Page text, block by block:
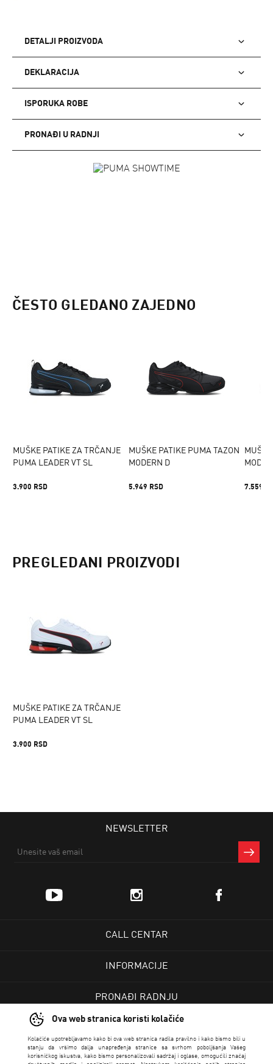
Ova web stranica koristi kolačiće
Kolačiće upotrebljavamo kako bi ova web stranica radila pravilno i kako bismo bili u
stanju da vršimo dalja unapređenja stranice sa svrhom poboljšanja Vašeg
korisničkog iskustva, kako bismo personalizovali sadržaj i oglase, omogućili značaj
DETALJI PROIZVODA
DEKLARACIJA
ISPORUKA ROBE
PRONAĐI U RADNJI
ČESTO GLEDANO ZAJEDNO
MUŠKE PATIKE ZA TRČANJE
PUMA LEADER VT SL
3.900 RSD
MUŠKE PATIKE PUMA TAZON
MODERN D
5.949 RSD 7.559
PREGLEDANI PROIZVODI
MUŠKE PATIKE ZA TRČANJE
PUMA LEADER VT SL
3.900 RSD
NEWSLETTER
CALL CENTAR
INFORMACIJE
PRONAĐI RADNJU
USLOVI PRODAJE